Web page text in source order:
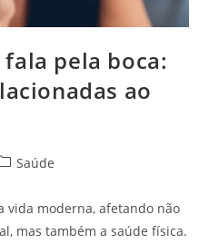
pela boca:
ao
Saúde
vida moderna, afetando não
mas também a saúde física.